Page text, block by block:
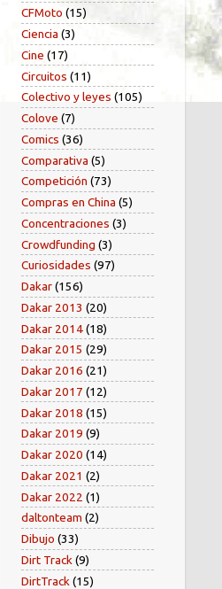
CFMoto (15)
Ciencia (3)
Cine (17)
Circuitos (11)
Colectivo y leyes (105)
Colove (7)
Comics (36)
Comparativa (5)
Competición (73)
Compras en China (5)
Concentraciones (3)
Crowdfunding (3)
Curiosidades (97)
Dakar(156)
Dakar 2013 (20)
Dakar 2014(18)
Dakar 2015 (29)
Dakar 2016 (21)
Dakar 2017 (12)
Dakar 2018 (15)
Dakar 2019 (9)
Dakar 2020 (14)
Dakar 2021 (2)
Dakar 2022 (1)
daltonteam (2)
Dibujo (33)
Dirt Track (9)
DirtTrack (15)